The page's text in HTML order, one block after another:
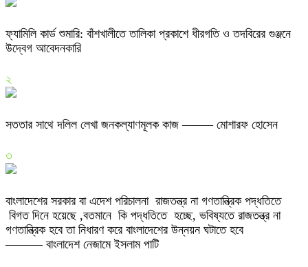
ফ্যামিলি কার্ড শুমারি: বাঁশখালীতে তালিকা প্রকাশে ধীরগতি ও তদবিরের গুঞ্জনে
উদ্বেগ আবেদনকারি
২
সততার সাথে দলিল লেখা জনকল্যাণমূলক কাজ ——– মোশারফ হোসেন
৩
বাংলাদেশের সরকার বা এদেশ পরিচালনা রাজতন্ত্র না গণতান্ত্রিক পদ্ধতিতে
বিগত দিনে হয়েছে ,বতমানে কি পদ্ধতিতে হচ্ছে, ভবিষ্যতে রাজতন্ত্র না
গণতান্ত্রিক হবে তা নিধারণ করে বাংলাদেশের উন্নয়ন ঘটাতে হবে
——— বাংলাদেশ নেজামে ইসলাম পাটি